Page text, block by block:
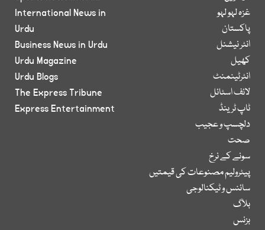
غزہ لہو لہو
پاکستان
انٹر نیشنل
کھیل
انٹرٹینمنٹ
لائف اسٹائل
ٹاپ ٹرینڈ
دلچسپ و عجیب
صحت
سونے کے نرخ
پیٹرولیم مصنوعات کی قیمتیں
سائنس و ٹیکنالوجی
بلاگ
بزنس
International News in
Urdu
Business News in Urdu
Urdu Magazine
Urdu Blogs
The Express Tribune
Express Entertainment